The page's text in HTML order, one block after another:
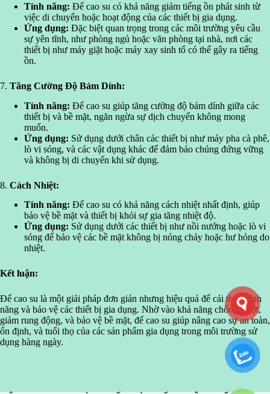
Tính năng: Đế cao su có khả năng giảm tiếng ồn phát sinh từ
việc di chuyển hoặc hoạt động của các thiết bị gia dụng.
Ứng dụng: Đặc biệt quan trọng trong các môi trường yêu cầu
sự yên tĩnh, như phòng ngủ hoặc văn phòng tại nhà, nơi các
thiết bị như máy giặt hoặc máy xay sinh tố có thể gây ra tiếng
ồn.
7. Tăng Cường Độ Bám Dính:
Tính năng: Đế cao su giúp tăng cường độ bám dính giữa các
thiết bị và bề mặt, ngăn ngừa sự dịch chuyển không mong
muốn.
Ứng dụng: Sử dụng dưới chân các thiết bị như máy pha cà phê,
lò vi sóng, và các vật dụng khác để đảm bảo chúng đứng vững
và không bị di chuyển khi sử dụng.
8. Cách Nhiệt:
Tính năng: Đế cao su có khả năng cách nhiệt nhất định, giúp
bảo vệ bề mặt và thiết bị khỏi sự gia tăng nhiệt độ.
Ứng dụng: Sử dụng dưới các thiết bị như nồi nướng hoặc lò vi
sóng để bảo vệ các bề mặt không bị nóng chảy hoặc hư hỏng do
nhiệt.
Kết luận:
Đế cao su là một giải pháp đơn giản nhưng hiệu quả để cải thiện tính
năng và bảo vệ các thiết bị gia dụng. Nhờ vào khả năng chống trượt,
giảm rung động, và bảo vệ bề mặt, đế cao su giúp nâng cao sự an toàn,
ổn định, và tuổi thọ của các sản phẩm gia dụng trong môi trường sử
dụng hàng ngày.